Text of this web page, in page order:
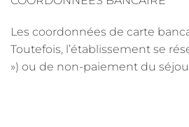
Les coordonnées de carte
Toutefois, l’établissement se
») ou de non-paiement du